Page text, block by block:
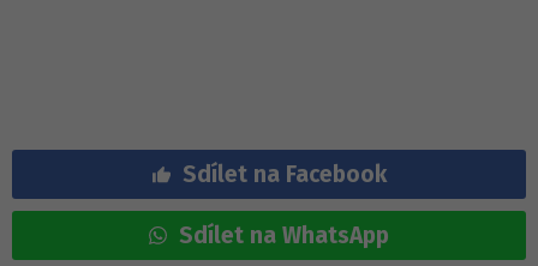
Sdílet na Facebook
Sdílet na WhatsApp